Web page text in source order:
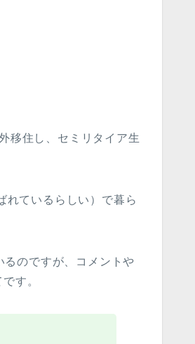
移住し、セミリタイア生
れているらしい）で暮ら
のですが、コメントや
す。